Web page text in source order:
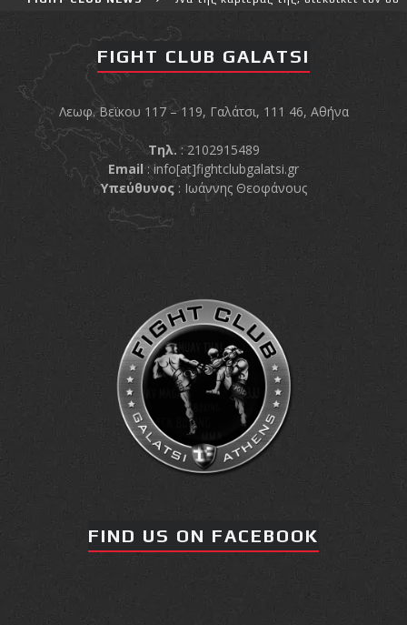
FIGHT CLUB GALATSI
Λεωφ. Βεϊκου 117 – 119, Γαλάτσι, 111 46, Αθήνα
Τηλ. : 2102915489
Email :info[at]fightclubgalatsi.gr
Υπεύθυνος: Ιωάννης Θεοφάνους
FIND US ON FACEBOOK